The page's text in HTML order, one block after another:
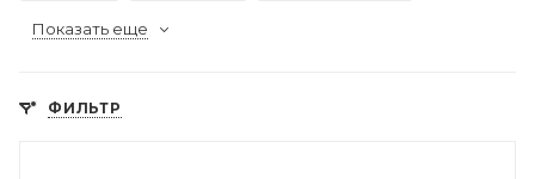
Показать еще
ФИЛЬТР